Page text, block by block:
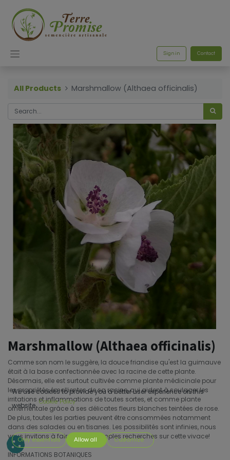
Sign in Contact
All Products Marshmallow (Althaea officinalis)
Marshmallow (Althaea officinalis)
Comme son nom le suggère, la douce friandise qu'est la guimauve
était à la base confectionnée avec la racine de cette plante.
Désormais, elle est surtout cultivée comme plante médicinale pour
les propriétés émollientes de sa racine, qui aident à soulager les
irritations et inflammations de toutes sortes, et comme plante
ornementale grâce à ses délicates fleurs blanches teintées de rose.
De plus, toutes les parties peuvent être consommées notamment
dans des salades ou en tisanes. Les possibilités sont infinies, nous
vous invitons à faire de plus amples recherches sur cette vivace!
INFORMATIONS BOTANIQUES
We use cookies to provide you a better user experience on this
website. Cookie Policy
Only essentials Allow all Customize